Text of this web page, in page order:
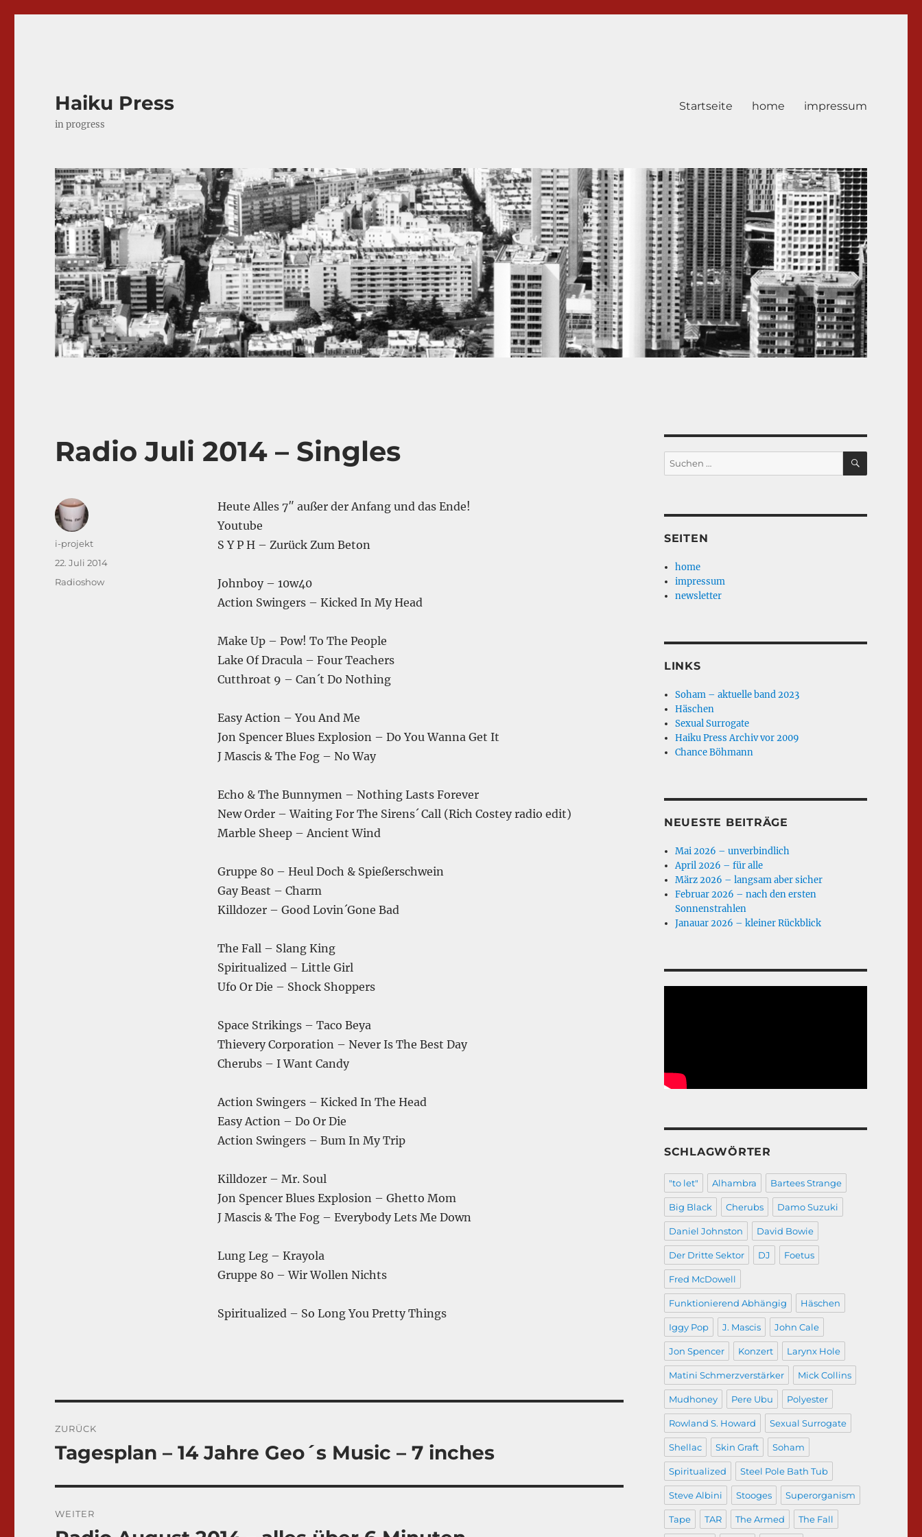
Haiku Press
in progress
Startseite home impressum
Radio Juli 2014 – Singles
Heute Alles 7″ außer der Anfang und das Ende!
Youtube
S Y P H – Zurück Zum Beton
Johnboy – 10w40
Action Swingers – Kicked In My Head
Make Up – Pow! To The People
Lake Of Dracula – Four Teachers
Cutthroat 9 – Can´t Do Nothing
Easy Action – You And Me
Jon Spencer Blues Explosion – Do You Wanna Get It
J Mascis & The Fog – No Way
Echo & The Bunnymen – Nothing Lasts Forever
New Order – Waiting For The Sirens´ Call (Rich Costey radio edit)
Marble Sheep – Ancient Wind
Gruppe 80 – Heul Doch & Spießerschwein
Gay Beast – Charm
Killdozer – Good Lovin´Gone Bad
The Fall – Slang King
Spiritualized – Little Girl
Ufo Or Die – Shock Shoppers
Space Strikings – Taco Beya
Thievery Corporation – Never Is The Best Day
Cherubs – I Want Candy
Action Swingers – Kicked In The Head
Easy Action – Do Or Die
Action Swingers – Bum In My Trip
Killdozer – Mr. Soul
Jon Spencer Blues Explosion – Ghetto Mom
J Mascis & The Fog – Everybody Lets Me Down
Lung Leg – Krayola
Gruppe 80 – Wir Wollen Nichts
Spiritualized – So Long You Pretty Things
Autor
i-projekt
Veröffentlicht
22. Juli 2014
Kategorien
Radioshow
ZURÜCK
Vorheriger
Tagesplan – 14 Jahre Geo´s Music – 7 inches
WEITER
Suche
nach:
SUCHEN
SEITEN
home
impressum
newsletter
LINKS
Soham – aktuelle band 2023
Häschen
Sexual Surrogate
Haiku Press Archiv vor 2009
Chance Böhmann
NEUESTE BEITRÄGE
Mai 2026 – unverbindlich
April 2026 – für alle
März 2026 – langsam aber sicher
Februar 2026 – nach den ersten
Sonnenstrahlen
Janauar 2026 – kleiner Rückblick
SCHLAGWÖRTER
"to let" Alhambra Bartees Strange
Big Black Cherubs Damo Suzuki
Daniel Johnston David Bowie
Der Dritte Sektor DJ Foetus
Fred McDowell
Funktionierend Abhängig Häschen
Iggy Pop J. Mascis John Cale
Jon Spencer Konzert Larynx Hole
Matini Schmerzverstärker Mick Collins
Mudhoney Pere Ubu Polyester
Rowland S. Howard Sexual Surrogate
Shellac Skin Graft Soham
Spiritualized Steel Pole Bath Tub
Steve Albini Stooges Superorganism
Tape TAR The Armed The Fall